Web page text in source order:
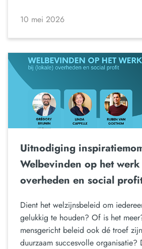
10 mei 2026
Uitnodiging
Welbevinden op het
overheden en social
Dient het welzijnsbeleid om
gelukkig te houden? Of is het
mensgericht beleid ook dé troef
duurzaam succesvolle organisatie?